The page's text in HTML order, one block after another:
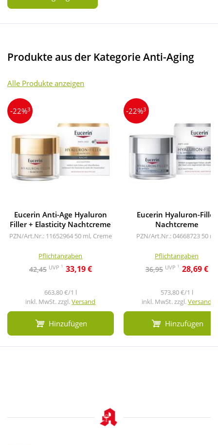
Produkte aus der Kategorie Anti-Aging
Alle Produkte anzeigen
-22%3
Eucerin Anti-Age Hyaluron
Filler + Elasticity Nachtcreme
PZN/Art.Nr.: 11652964 50 ml, Creme
Pflichtangaben
42,45 UVP 1 33,19 €
663,80 €/1 l
inkl. MwSt. zzgl.Versand
Hinzufügen
-22%3
Eucerin Hyaluron-Filler
Nachtcreme
PZN/Art.Nr.: 04668723 50 ml
Pflichtangaben
36,95 UVP 1 28,69 €
573,80 €/1 l
inkl. MwSt. zzgl.Versand
Hinzufügen